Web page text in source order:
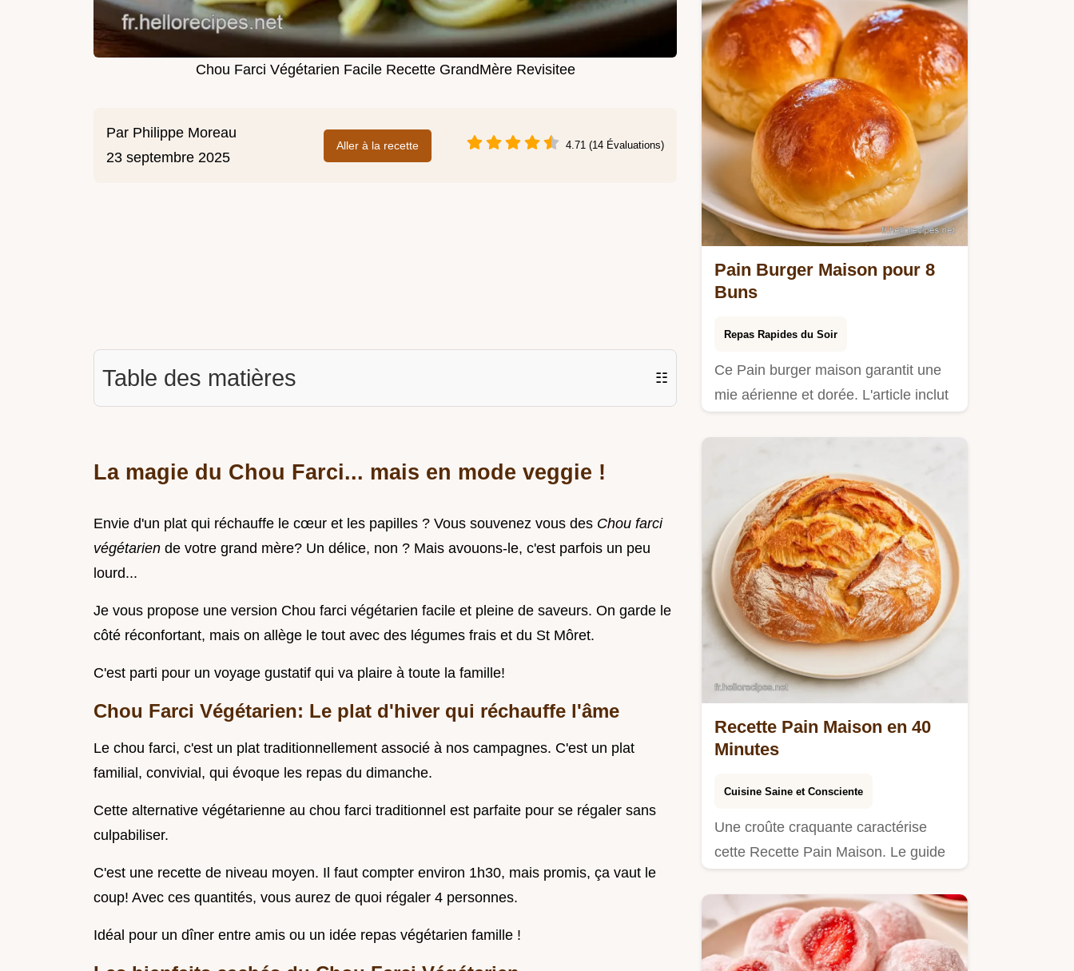
Chou Farci Végétarien Facile Recette GrandMère Revisitee
Par Philippe Moreau
23 septembre 2025
Aller à la recette 4.71 (14 Évaluations)
Table des matières ☷
La magie du Chou Farci... mais en mode veggie !
Envie d'un plat qui réchauffe le cœur et les papilles ? Vous souvenez vous des Chou farci
végétarien de votre grand mère? Un délice, non ? Mais avouons-le, c'est parfois un peu
lourd...
Je vous propose une version Chou farci végétarien facile et pleine de saveurs. On garde le
côté réconfortant, mais on allège le tout avec des légumes frais et du St Môret.
C'est parti pour un voyage gustatif qui va plaire à toute la famille!
Chou Farci Végétarien: Le plat d'hiver qui réchauffe l'âme
Le chou farci, c'est un plat traditionnellement associé à nos campagnes. C'est un plat
familial, convivial, qui évoque les repas du dimanche.
Cette alternative végétarienne au chou farci traditionnel est parfaite pour se régaler sans
culpabiliser.
C'est une recette de niveau moyen. Il faut compter environ 1h30, mais promis, ça vaut le
coup! Avec ces quantités, vous aurez de quoi régaler 4 personnes.
Idéal pour un dîner entre amis ou un idée repas végétarien famille !
Pain Burger Maison pour 8
Buns
Repas Rapides du Soir
Ce Pain burger maison garantit une
mie aérienne et dorée. L'article inclut
Recette Pain Maison en 40
Minutes
Cuisine Saine et Consciente
Une croûte craquante caractérise
cette Recette Pain Maison. Le guide